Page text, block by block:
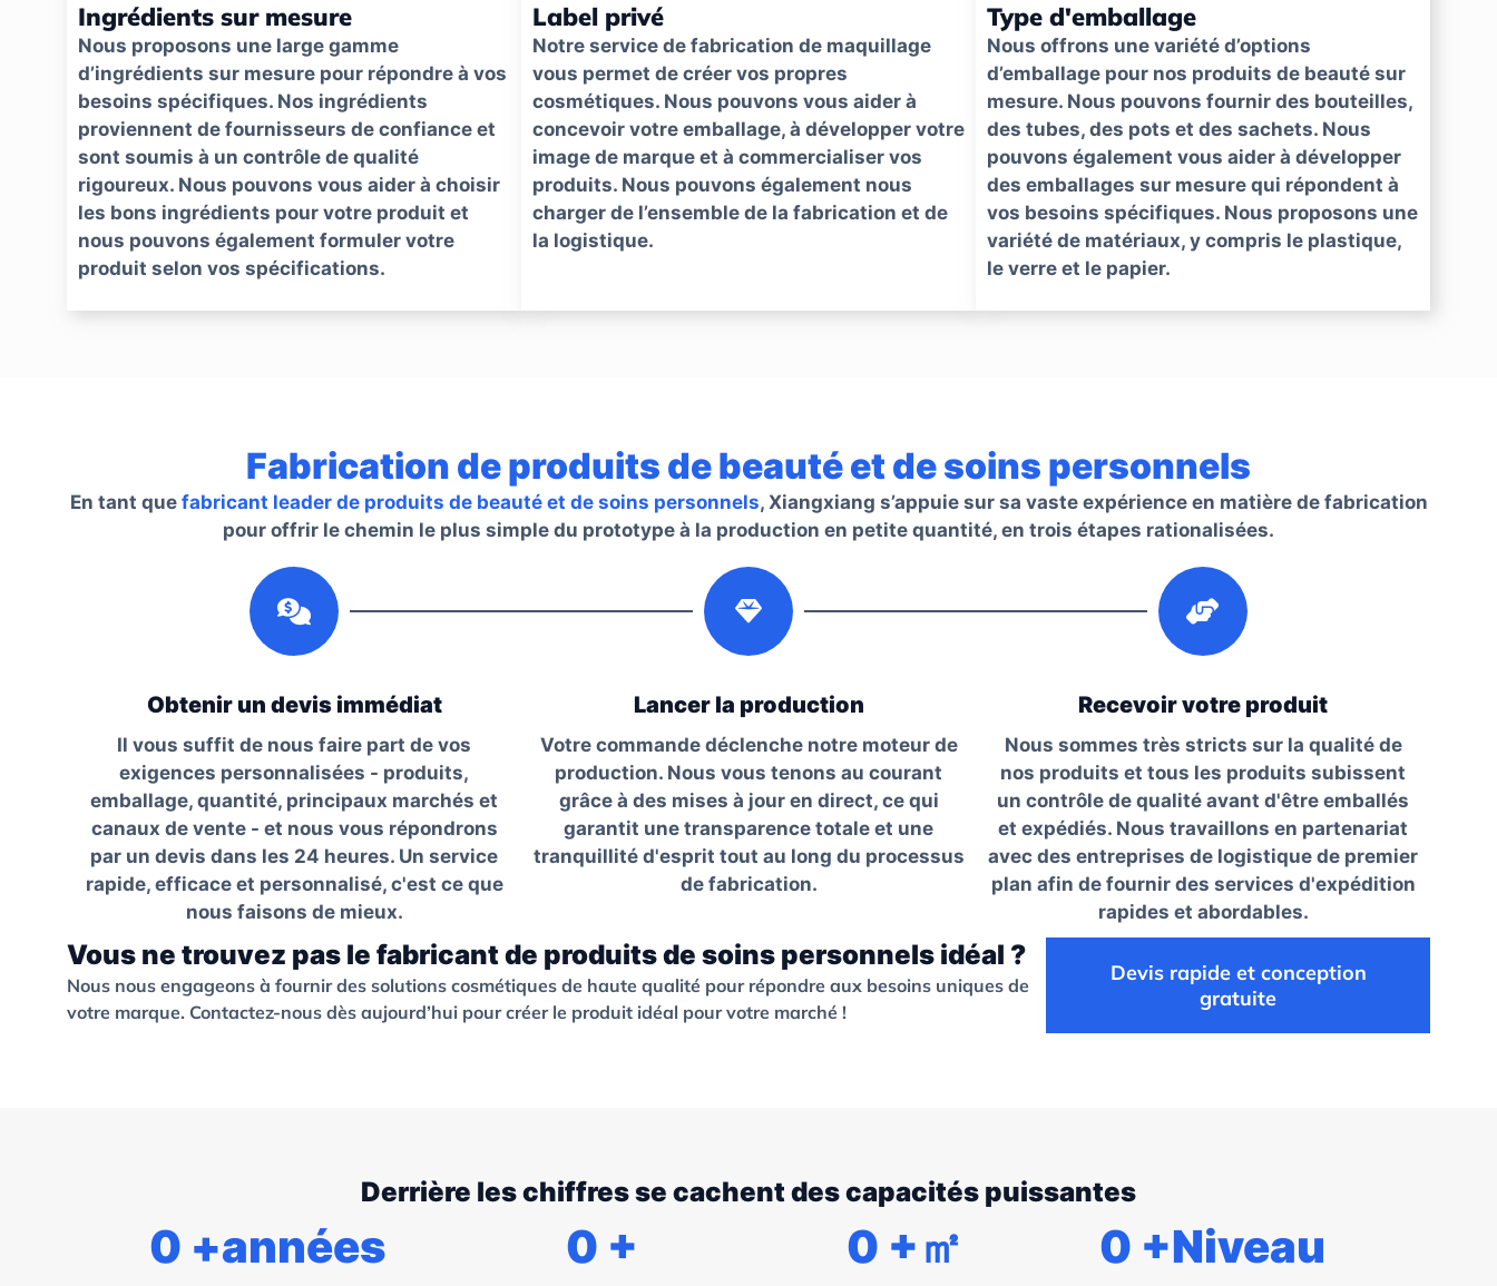
Ingrédients sur mesure
Nous proposons une large gamme
d’ingrédients sur mesure pour répondre à vos
besoins spécifiques. Nos ingrédients
proviennent de fournisseurs de confiance et
sont soumis à un contrôle de qualité
rigoureux. Nous pouvons vous aider à choisir
les bons ingrédients pour votre produit et
nous pouvons également formuler votre
produit selon vos spécifications.
Label privé
Notre service de fabrication de maquillage
vous permet de créer vos propres
cosmétiques. Nous pouvons vous aider à
concevoir votre emballage, à développer votre
image de marque et à commercialiser vos
produits. Nous pouvons également nous
charger de l’ensemble de la fabrication et de
la logistique.
Type d'emballage
Nous offrons une variété d’options
d’emballage pour nos produits de beauté sur
mesure. Nous pouvons fournir des bouteilles,
des tubes, des pots et des sachets. Nous
pouvons également vous aider à développer
des emballages sur mesure qui répondent à
vos besoins spécifiques. Nous proposons une
variété de matériaux, y compris le plastique,
le verre et le papier.
Fabrication de produits de beauté et de soins personnels
En tant que fabricant leader de produits de beauté et de soins personnels, Xiangxiang s’appuie sur sa vaste expérience en matière de fabrication
pour offrir le chemin le plus simple du prototype à la production en petite quantité, en trois étapes rationalisées.
Obtenir un devis immédiat
Il vous suffit de nous faire part de vos
exigences personnalisées - produits,
emballage, quantité, principaux marchés et
canaux de vente - et nous vous répondrons
par un devis dans les 24 heures. Un service
rapide, efficace et personnalisé, c'est ce que
nous faisons de mieux.
Lancer la production
Votre commande déclenche notre moteur de
production. Nous vous tenons au courant
grâce à des mises à jour en direct, ce qui
garantit une transparence totale et une
tranquillité d'esprit tout au long du processus
de fabrication.
Recevoir votre produit
Nous sommes très stricts sur la qualité de
nos produits et tous les produits subissent
un contrôle de qualité avant d'être emballés
et expédiés. Nous travaillons en partenariat
avec des entreprises de logistique de premier
plan afin de fournir des services d'expédition
rapides et abordables.
Vous ne trouvez pas le fabricant de produits de soins personnels idéal ?
Nous nous engageons à fournir des solutions cosmétiques de haute qualité pour répondre aux besoins uniques de
votre marque. Contactez-nous dès aujourd’hui pour créer le produit idéal pour votre marché !
Devis rapide et conception
gratuite
Derrière les chiffres se cachent des capacités puissantes
0 +années 0 + 0 +㎡ 0 +Niveau